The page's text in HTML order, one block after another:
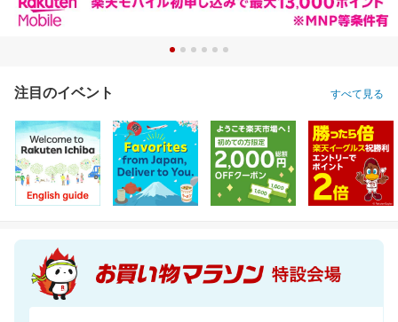
注目のイベント すべて見る